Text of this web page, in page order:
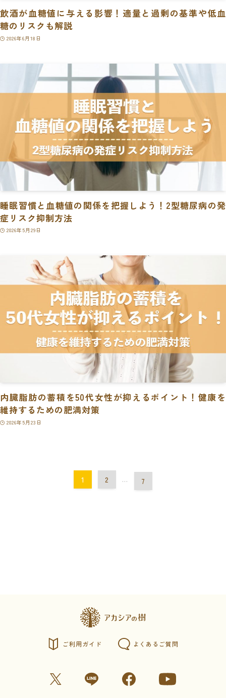
飲酒が血糖値に与える影響！適量と過剰の基準や低血
糖のリスクも解説
2026年6月18日
睡眠習慣と血糖値の関係を把握しよう！2型糖尿病の発
症リスク抑制方法
2026年5月29日
内臓脂肪の蓄積を50代女性が抑えるポイント！健康を
維持するための肥満対策
2026年5月23日
1 2 ... 7
ご利用ガイド よくあるご質問